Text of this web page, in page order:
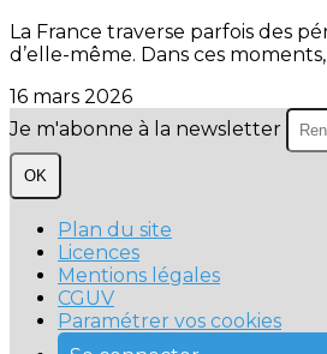
La France traverse parfois des
d’elle-même. Dans ces moments,
16 mars 2026
Je m'abonne à la newsletter
OK
Plan du site
Licences
Mentions légales
CGUV
Paramétrer vos cookies